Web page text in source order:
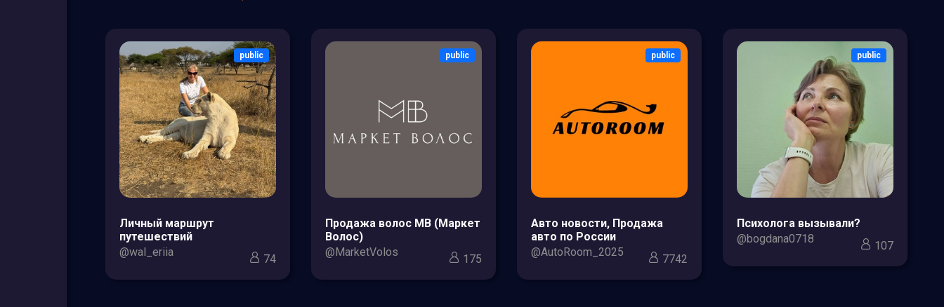
public
Личный маршрут
путешествий
@wal_eriia
74
public
Продажа волос МВ (Маркет
Волос)
@MarketVolos
175
public
Авто новости, Продажа
авто по России
@AutoRoom_2025
7742
public
Психолога вызывали?
@bogdana0718
107